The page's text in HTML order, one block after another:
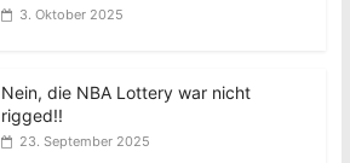
3. Oktober 2025
Nein, die NBA Lottery war nicht
rigged!!
23. September 2025